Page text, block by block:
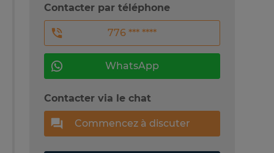
Contacter par téléphone
776 *** ****
WhatsApp
Contacter via le chat
Commencez à discuter